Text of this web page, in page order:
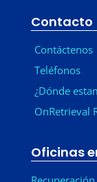
Contacto
Contáctenos
Teléfonos
¿Dónde
OnRetrieval
Oficinas